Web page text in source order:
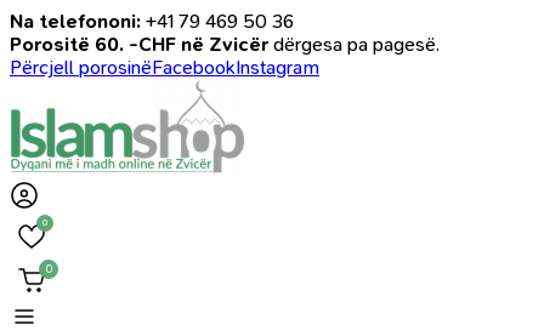
Na telefononi: +41 79 469 50 36
Porositë 60. -CHF në Zvicër dërgesa pa pagesë.
Përcjell porosinëFacebookInstagram
0
0